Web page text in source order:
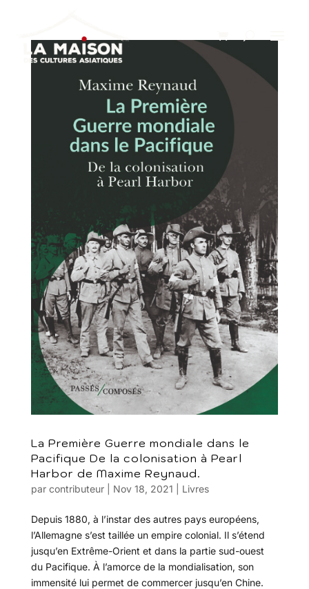
La Première Guerre mondiale dans le
Pacifique De la colonisation à Pearl
Harbor de Maxime Reynaud.
par contributeur| Nov 18, 2021 Livres
Depuis 1880, à l’instar des autres pays européens,
l’Allemagne s’est taillée un empire colonial. Il s’étend
jusqu’en Extrême-Orient et dans la partie sud-ouest
du Pacifique. À l’amorce de la mondialisation, son
immensité lui permet de commercer jusqu’en Chine.